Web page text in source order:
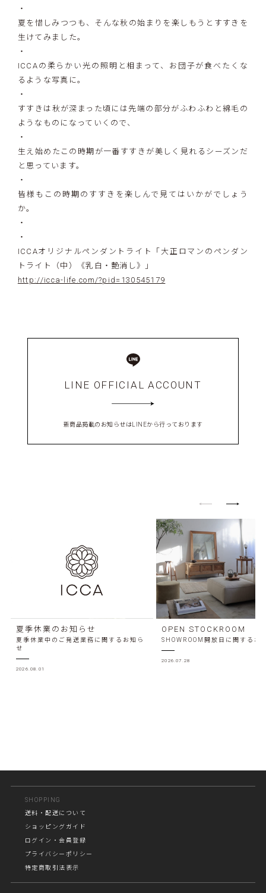
・
夏を惜しみつつも、そんな秋の始まりを楽しもうとすすきを
生けてみました。
・
ICCAの柔らかい光の照明と相まって、お団子が食べたくな
るような写真に。
・
すすきは秋が深まった頃には先端の部分がふわふわと綿毛の
ようなものになっていくので、
・
生え始めたこの時期が一番すすきが美しく見れるシーズンだ
と思っています。
・
皆様もこの時期のすすきを楽しんで見てはいかがでしょう
か。
・
・
ICCAオリジナルペンダントライト「大正ロマンのペンダン
トライト（中）《乳白・艶消し》」
http://icca-life.com/?pid=130545179
LINE OFFICIAL ACCOUNT
新商品掲載のお知らせはLINEから行っております
夏季休業のお知らせ
夏季休業中のご発送業務に関するお知ら
せ
2026.08.01
OPEN STOCKROOM
SHOWROOM開放日に関するお
2026.07.28
SHOPPING
送料・配送について
ショッピングガイド
ログイン・会員登録
プライバシーポリシー
特定商取引法表示